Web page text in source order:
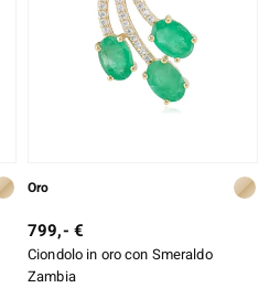
Oro
799,- €
Ciondolo in oro con Smeraldo
Zambia